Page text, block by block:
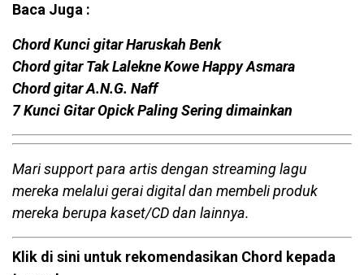
Baca Juga :
Chord Kunci gitar Haruskah Benk
Chord gitar Tak Lalekne Kowe Happy Asmara
Chord gitar A.N.G. Naff
7 Kunci Gitar Opick Paling Sering dimainkan
Mari support para artis dengan streaming lagu
mereka melalui gerai digital dan membeli produk
mereka berupa kaset/CD dan lainnya.
Klik di sini untuk rekomendasikan Chord kepada